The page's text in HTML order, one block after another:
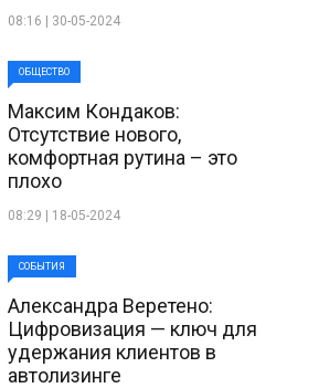
08:16 | 30-05-2024
ОБЩЕСТВО
Максим Кондаков:
Отсутствие нового,
комфортная рутина – это
плохо
08:29 | 18-05-2024
СОБЫТИЯ
Александра Веретено:
Цифровизация — ключ для
удержания клиентов в
автолизинге